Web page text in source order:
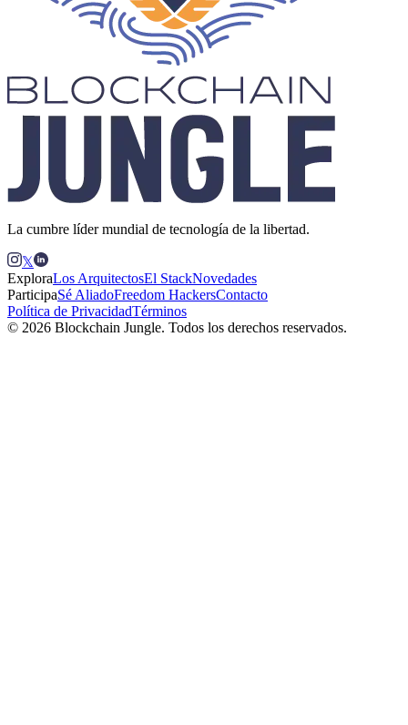
La cumbre líder mundial de tecnología de la libertad.
𝕏
ExploraLos ArquitectosEl StackNovedades
ParticipaSé AliadoFreedom HackersContacto
Política de PrivacidadTérminos
© 2026 Blockchain Jungle. Todos los derechos reservados.